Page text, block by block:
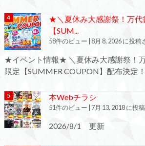
★＼夏休み大感謝祭！万代
【SUM...
58件のビュー 8月 8, 2026 に投稿
★イベント情報★ ＼夏休み大感謝祭！
限定【SUMMER COUPON】配布決定
本Webチラシ
51件のビュー 7月 13, 2018 に投
2026/8/1 更新